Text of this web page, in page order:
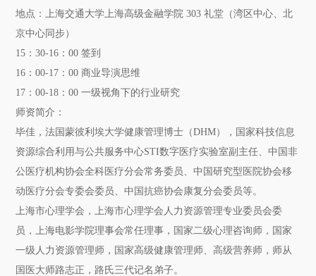
地点：上海交通大学上海高级金融学院 303 礼堂（湾区中心、北
京中心同步）
15：30-16：00 签到
16：00-17：00 商业导演思维
17：00-18：00 一级视角下的行业研究
师资简介：
毕佳 ，法国蒙彼利埃大学健康管理博士（DHM），国家科技信息
资源综合利用与公共服务中心STI数字医疗实验室副主任、中国非
公医疗机构协会全科医疗分会常务委员、中国研究型医院协会移
动医疗分会专委会委员、中国抗癌协会康复分会委员等。
上海市心理学会，上海市心理学会人力资源管理专业委员会委
员，上海电影学院理事会常任理事，国家二级心理咨询师，国家
一级人力资源管理师，国家高级健康管理师、高级营养师，师从
国医大师路志正，路氏三代记名弟子。